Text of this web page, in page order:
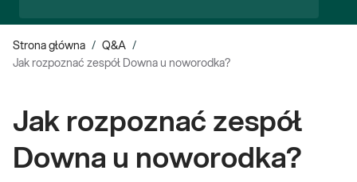
Strona główna / Q&A /
Jak rozpoznać zespół Downa u noworodka?
Jak rozpoznać zespół
Downa u noworodka?